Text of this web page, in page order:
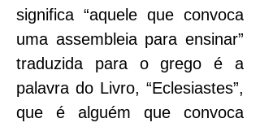
significa “aquele que convoca
uma assembleia para ensinar”
traduzida para o grego é a
palavra do Livro, “Eclesiastes”,
que é alguém que convoca